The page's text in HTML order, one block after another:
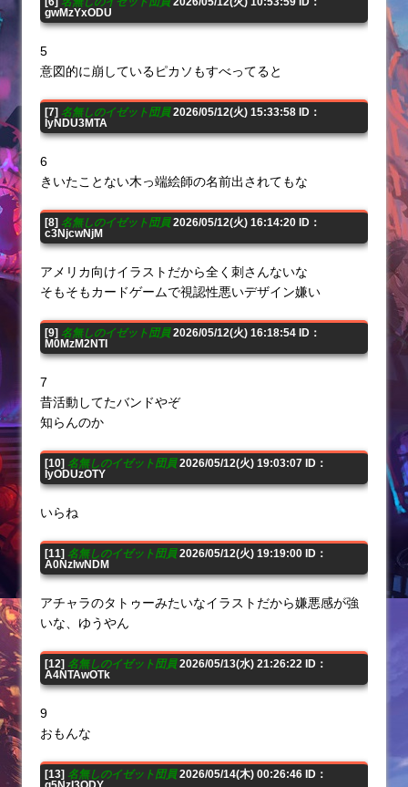
gwMzYxODU
5
意図的に崩しているピカソもすべってると
[7] 名無しのイゼット団員2026/05/12(火) 15:33:58 ID：
IyNDU3MTA
6
きいたことない木っ端絵師の名前出されてもな
[8] 名無しのイゼット団員2026/05/12(火) 16:14:20 ID：
c3NjcwNjM
アメリカ向けイラストだから全く刺さんないな
そもそもカードゲームで視認性悪いデザイン嫌い
[9] 名無しのイゼット団員2026/05/12(火) 16:18:54 ID：
M0MzM2NTI
7
昔活動してたバンドやぞ
知らんのか
[10] 名無しのイゼット団員2026/05/12(火) 19:03:07 ID：
IyODUzOTY
いらね
[11] 名無しのイゼット団員2026/05/12(火) 19:19:00 ID：
A0NzIwNDM
アチャラのタトゥーみたいなイラストだから嫌悪感が強
いな、ゆうやん
[12] 名無しのイゼット団員2026/05/13(水) 21:26:22 ID：
A4NTAwOTk
9
おもんな
[13] 名無しのイゼット団員2026/05/14(木) 00:26:46 ID：